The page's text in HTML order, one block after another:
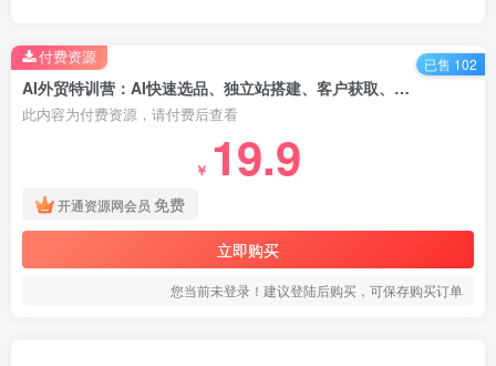
AI外贸特训营：AI快速选品、独立站搭建、客户获取、邮件营销、品牌营销等
此内容为付费资源，请付费后查看
￥ 19.9
开通资源网会员 免费
立即购买
您当前未登录！建议登陆后购买，可保存购买订单
付费资源 已售 102